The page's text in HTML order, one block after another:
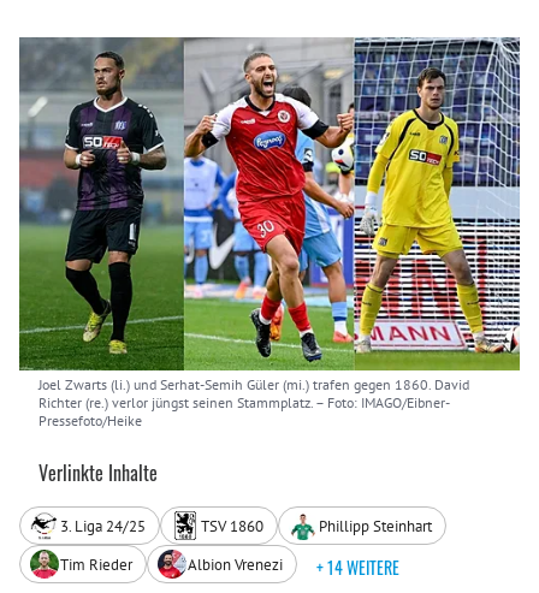
Joel Zwarts (li.) und Serhat-Semih Güler (mi.) trafen gegen 1860. David
Richter (re.) verlor jüngst seinen Stammplatz. – Foto: IMAGO/Eibner-
Pressefoto/Heike
Verlinkte Inhalte
3. Liga 24/25 TSV 1860
Phillipp Steinhart
Tim Rieder
Albion Vrenezi + 14 WEITERE